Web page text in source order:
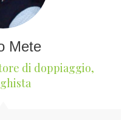
Mete
di doppiaggio,